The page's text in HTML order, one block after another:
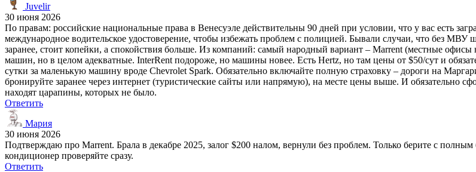
Juvelir
30 июня 2026
По правам: российские национальные права в Венесуэле действительны 90 дней при условии, что у вас есть
международное водительское удостоверение, чтобы избежать проблем с полицией. Бывали случаи, что без
заранее, стоит копейки, а спокойствия больше. Из компаний: самый народный вариант – Marrent (местные
машин, но в целом адекватные. InterRent подороже, но машины новее. Есть Hertz, но там цены от $50/сут и
сутки за маленькую машину вроде Chevrolet Spark. Обязательно включайте полную страховку – дороги на
бронируйте заранее через интернет (туристические сайты или напрямую), на месте цены выше. И обязательно
находят царапины, которых не было.
Ответить
Мария
30 июня 2026
Подтверждаю про Marrent. Брала в декабре 2025, залог $200 налом, вернули без проблем. Только берите с
кондиционер проверяйте сразу.
Ответить